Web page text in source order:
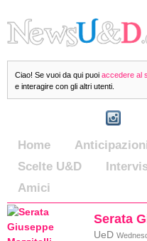
Ciao! Se vuoi da qui puoi accedere al
e interagire con gli altri utenti.
Home
Scelte U&D
Amici
Serata
UeD